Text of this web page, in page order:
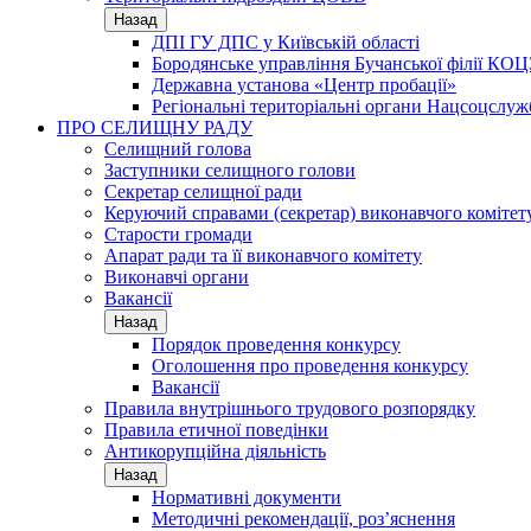
Назад
ДПІ ГУ ДПС у Київській області
Бородянське управління Бучанської філії
Державна установа «Центр пробації»
Регіональні територіальні органи
ПРО СЕЛИЩНУ РАДУ
Селищний голова
Заступники селищного голови
Секретар селищної ради
Керуючий справами (секретар) виконавчого
Старости громади
Апарат ради та її виконавчого комітету
Виконавчі органи
Вакансії
Назад
Порядок проведення конкурсу
Оголошення про проведення конкурсу
Вакансії
Правила внутрішнього трудового розпорядку
Правила етичної поведінки
Антикорупційна діяльність
Назад
Нормативні документи
Методичні рекомендації, роз’яснення